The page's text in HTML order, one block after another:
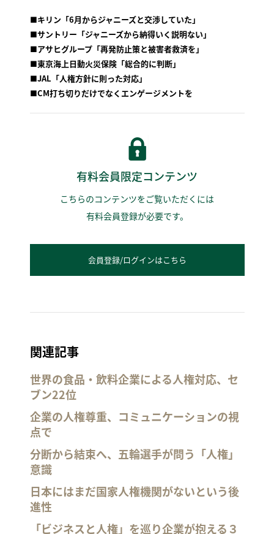
■キリン「6月からジャニーズと交渉していた」
■サントリー「ジャニーズから納得いく説明ない」
■アサヒグループ「再発防止策と被害者救済を」
■東京海上日動火災保険「総合的に判断」
■JAL「人権方針に則った対応」
■CM打ち切りだけでなくエンゲージメントを
有料会員限定コンテンツ
こちらのコンテンツをご覧いただくには
有料会員登録が必要です。
会員登録/ログインはこちら
関連記事
世界の食品・飲料企業による人権対応、セ
ブン22位
企業の人権尊重、コミュニケーションの視
点で
分断から結束へ、五輪選手が問う「人権」
意識
日本にはまだ国家人権機関がないという後
進性
「ビジネスと人権」を巡り企業が抱える３